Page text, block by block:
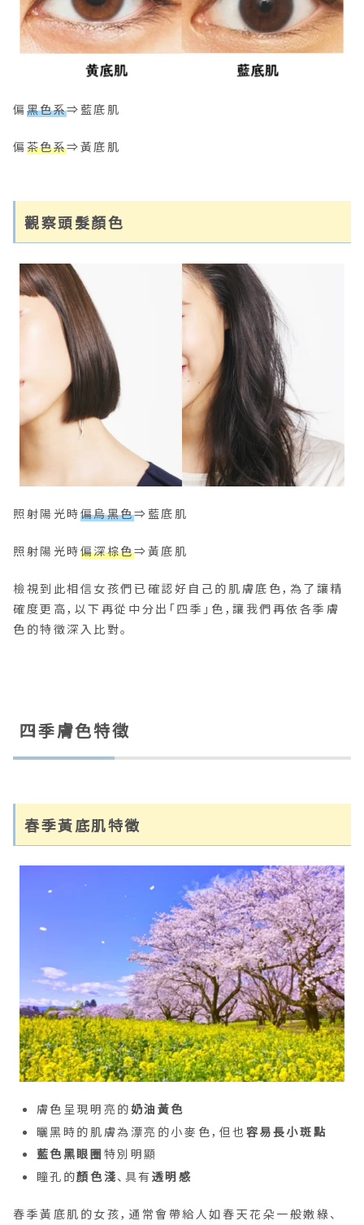
偏 黑色系⇒藍底肌
偏 茶色系⇒黃底肌
觀察頭髮顏色
照射陽光時偏烏黑色⇒藍底肌
照射陽光時偏深棕色⇒黃底肌
檢視到此相信女孩們已確認好自己的肌膚底色，為了讓精
確度更高，以下再從中分出「四季」色，讓我們再依各季膚
色的特徵深入比對。
四季膚色特徵
春季黃底肌特徵
膚色呈現明亮的奶油黃色
曬黑時的肌膚為漂亮的小麥色，但也 容易長小斑點
藍色黑眼圈 特別明顯
瞳孔的顏色淺、具有透明感
春季黃底肌的女孩，通常會帶給人如春天花朵一般嫩綠、